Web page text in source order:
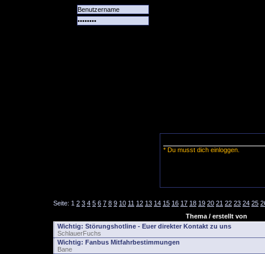
* Du musst dich einloggen.
Seite: 1 2 3 4 5 6 7 8 9 10 11 12 13 14 15 16 17 18 19 20 21 22 23 24 25
Thema / erstellt von
Wichtig: Störungshotline - Euer direkter Kontakt zu uns
SchlauerFuchs
Wichtig: Fanbus Mitfahrbestimmungen
Bane